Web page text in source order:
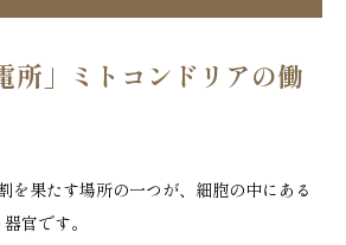
所」ミトコンドリアの働
を果たす場所の一つが、細胞の中にある
官です。